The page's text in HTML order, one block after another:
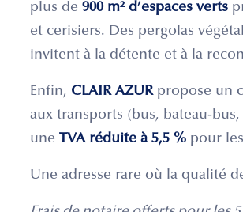
plus de 900 m² d’espaces verts
et cerisiers. Des pergolas
invitent à la détente et à la
Enfin, CLAIR AZURpropose un
aux transports (bus, bateau-
une TVA réduite à 5,5 % pour
Une adresse rare où la qualité